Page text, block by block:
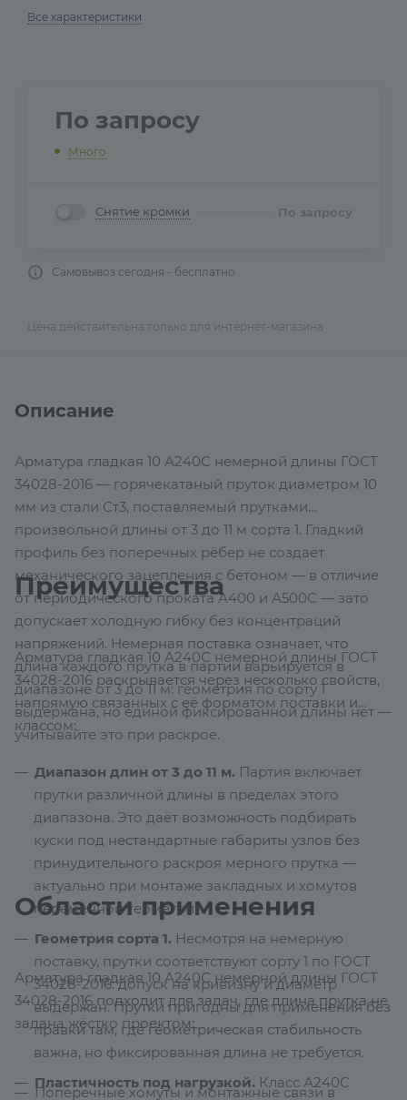
Все характеристики
По запросу
Много
Снятие кромки По запросу
Самовывоз сегодня - бесплатно
Цена действительна только для интернет-магазина
Описание
Арматура гладкая 10 А240С немерной длины ГОСТ
34028-2016 — горячекатаный пруток диаметром 10
мм из стали Ст3, поставляемый прутками
произвольной длины от 3 до 11 м сорта 1. Гладкий
профиль без поперечных рёбер не создаёт
механического зацепления с бетоном — в отличие
от периодического проката А400 и А500С — зато
допускает холодную гибку без концентраций
напряжений. Немерная поставка означает, что
длина каждого прутка в партии варьируется в
диапазоне от 3 до 11 м: геометрия по сорту 1
выдержана, но единой фиксированной длины нет —
учитывайте это при раскрое.
Преимущества
Арматура гладкая 10 А240С немерной длины ГОСТ
34028-2016 раскрывается через несколько свойств,
напрямую связанных с её форматом поставки и
классом:
Диапазон длин от 3 до 11 м. Партия включает
прутки различной длины в пределах этого
диапазона. Это даёт возможность подбирать
куски под нестандартные габариты узлов без
принудительного раскроя мерного прутка —
актуально при монтаже закладных и хомутов
переменной геометрии.
Геометрия сорта 1. Несмотря на немерную
поставку, прутки соответствуют сорту 1 по ГОСТ
34028-2016: допуск на кривизну и диаметр
выдержан. Прутки пригодны для применения без
правки там, где геометрическая стабильность
важна, но фиксированная длина не требуется.
Пластичность под нагрузкой. Класс А240С
Области применения
Арматура гладкая 10 А240С немерной длины ГОСТ
34028-2016 подходит для задач, где длина прутка не
задана жёстко проектом:
Поперечные хомуты и монтажные связи в